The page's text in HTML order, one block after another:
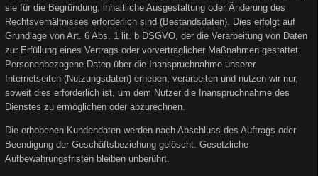
sie für die Begründung, inhaltliche Ausgestaltung oder Änderung des
Rechtsverhältnisses erforderlich sind (Bestandsdaten). Dies erfolgt auf
Grundlage von Art. 6 Abs. 1 lit. b DSGVO, der die Verarbeitung von Daten
zur Erfüllung eines Vertrags oder vorvertraglicher Maßnahmen gestattet.
Personenbezogene Daten über die Inanspruchnahme unserer
Internetseiten (Nutzungsdaten) erheben, verarbeiten und nutzen wir nur,
soweit dies erforderlich ist, um dem Nutzer die Inanspruchnahme des
Dienstes zu ermöglichen oder abzurechnen.
Die erhobenen Kundendaten werden nach Abschluss des Auftrags oder
Beendigung der Geschäftsbeziehung gelöscht. Gesetzliche
Aufbewahrungsfristen bleiben unberührt.